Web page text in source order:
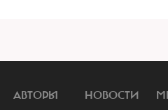
АВТОРЫ НОВОСТИ